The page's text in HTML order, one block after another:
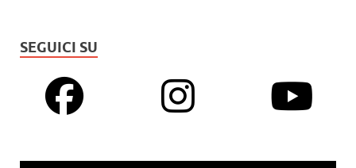
SEGUICI SU